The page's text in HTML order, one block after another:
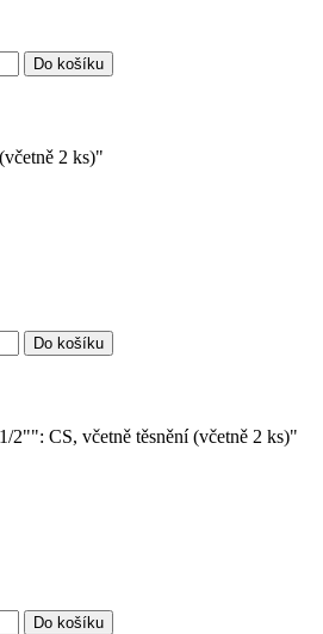
Do košíku
2 ks)"
Do košíku
2"": CS, včetně těsnění (včetně 2 ks)"
Do košíku